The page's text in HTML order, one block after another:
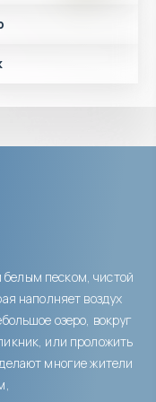
песком, чистой
наполняет воздух
озеро, вокруг
или проложить
многие жители